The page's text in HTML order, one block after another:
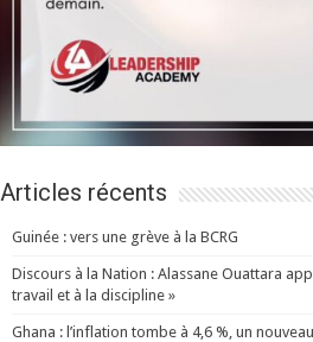
Articles récents
Guinée : vers une grève à la BCRG
Discours à la Nation : Alassane Ouattara
travail et à la discipline »
Ghana : l’inflation tombe à 4,6 %, un